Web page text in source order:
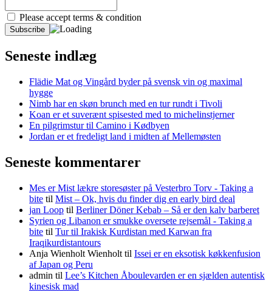
Please accept terms & condition
Seneste indlæg
Flädie Mat og Vingård byder på svensk vin og maximal
hygge
Nimb har en skøn brunch med en tur rundt i Tivoli
Koan er et suverænt spisested med to michelinstjerner
En pilgrimstur til Camino i Kødbyen
Jordan er et fredeligt land i midten af Mellemøsten
Seneste kommentarer
Mes er Mist lækre storesøster på Vesterbro Torv - Taking a
bite til Mist – Ok, hvis du finder dig en early bird deal
jan Loop til Berliner Döner Kebab – Så er den kalv barberet
Syrien og Libanon er smukke oversete rejsemål - Taking a
bite til Tur til Irakisk Kurdistan med Karwan fra
Iraqikurdistantours
Anja Wienholt Wienholt til Issei er en eksotisk køkkenfusion
af Japan og Peru
admin til Lee’s Kitchen Åboulevarden er en sjælden autentisk
kinesisk mad